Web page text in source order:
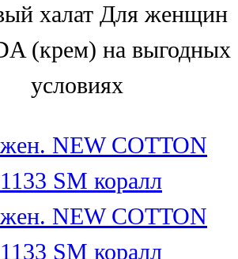
халат Для женщин
(крем) на выгодных
условиях